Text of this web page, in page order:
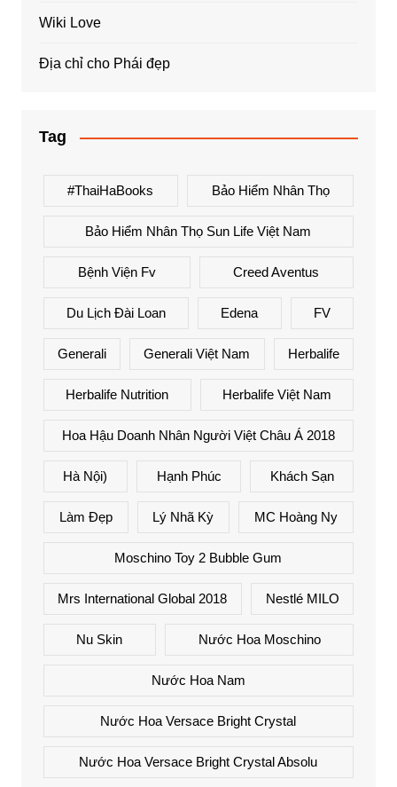
Wiki Love
Địa chỉ cho Phái đẹp
Tag
#ThaiHaBooks Bảo Hiểm Nhân Thọ
Bảo Hiểm Nhân Thọ Sun Life Việt Nam
Bệnh Viện Fv Creed Aventus
Du Lịch Đài Loan Edena FV
Generali Generali Việt Nam Herbalife
Herbalife Nutrition Herbalife Việt Nam
Hoa Hậu Doanh Nhân Người Việt Châu Á 2018
Hà Nội) Hạnh Phúc Khách Sạn
Làm Đẹp Lý Nhã Kỳ MC Hoàng Ny
Moschino Toy 2 Bubble Gum
Mrs International Global 2018 Nestlé MILO
Nu Skin Nước Hoa Moschino
Nước Hoa Nam
Nước Hoa Versace Bright Crystal
Nước Hoa Versace Bright Crystal Absolu